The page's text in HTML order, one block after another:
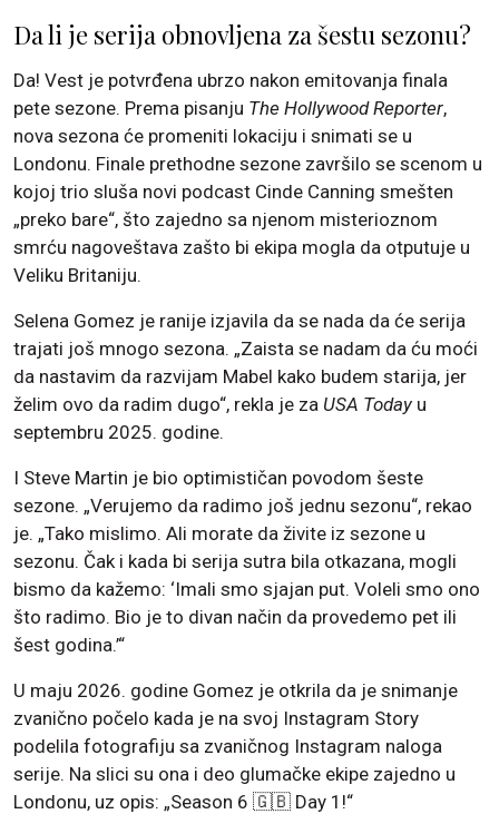
Da li je serija obnovljena za šestu sezonu?
Da! Vest je potvrđena ubrzo nakon emitovanja finala
pete sezone. Prema pisanju The Hollywood Reporter,
nova sezona će promeniti lokaciju i snimati se u
Londonu. Finale prethodne sezone završilo se scenom u
kojoj trio sluša novi podcast Cinde Canning smešten
„preko bare“, što zajedno sa njenom misterioznom
smrću nagoveštava zašto bi ekipa mogla da otputuje u
Veliku Britaniju.
Selena Gomez je ranije izjavila da se nada da će serija
trajati još mnogo sezona. „Zaista se nadam da ću moći
da nastavim da razvijam Mabel kako budem starija, jer
želim ovo da radim dugo“, rekla je za USA Today u
septembru 2025. godine.
I Steve Martin je bio optimističan povodom šeste
sezone. „Verujemo da radimo još jednu sezonu“, rekao
je. „Tako mislimo. Ali morate da živite iz sezone u
sezonu. Čak i kada bi serija sutra bila otkazana, mogli
bismo da kažemo: ‘Imali smo sjajan put. Voleli smo ono
što radimo. Bio je to divan način da provedemo pet ili
šest godina.’“
U maju 2026. godine Gomez je otkrila da je snimanje
zvanično počelo kada je na svoj Instagram Story
podelila fotografiju sa zvaničnog Instagram naloga
serije. Na slici su ona i deo glumačke ekipe zajedno u
Londonu, uz opis: „Season 6 🇬🇧 Day 1!“